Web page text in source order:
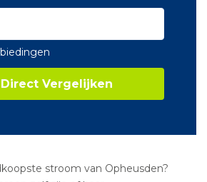
Direct Vergelijken
stroom van Opheusden?